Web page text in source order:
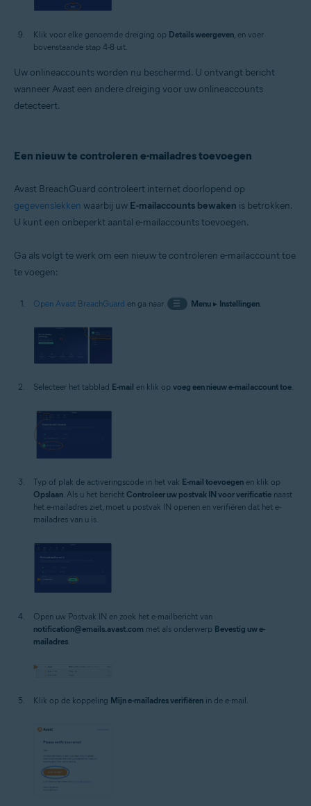
Klik voor elke genoemde dreiging op Details weergeven, en voer
bovenstaande stap 4-8 uit.
Uw onlineaccounts worden nu beschermd. U ontvangt bericht
wanneer Avast een andere dreiging voor uw onlineaccounts
detecteert.
Een nieuw te controleren e-mailadres toevoegen
Avast BreachGuard controleert internet doorlopend op
gegevenslekken waarbij uw E-mailaccounts bewaken is betrokken.
U kunt een onbeperkt aantal e-mailaccounts toevoegen.
Ga als volgt te werk om een nieuw te controleren e-mailaccount toe
te voegen:
Open Avast BreachGuard en ga naar ☰ Menu▸ Instellingen.
Selecteer het tabblad E-mail en klik op voeg een nieuw e-mailaccount toe.
Typ of plak de activeringscode in het vak E-mail toevoegen en klik op
Opslaan. Als u het bericht Controleer uw postvak IN voor verificatie naast
het e-mailadres ziet, moet u postvak IN openen en verifiëren dat het e-
mailadres van u is.
Open uw Postvak IN en zoek het e-mailbericht van
notification@emails.avast.com met als onderwerp Bevestig uw e-
mailadres
Klik op de koppeling Mijn e-mailadres verifiëren in de e-mail.